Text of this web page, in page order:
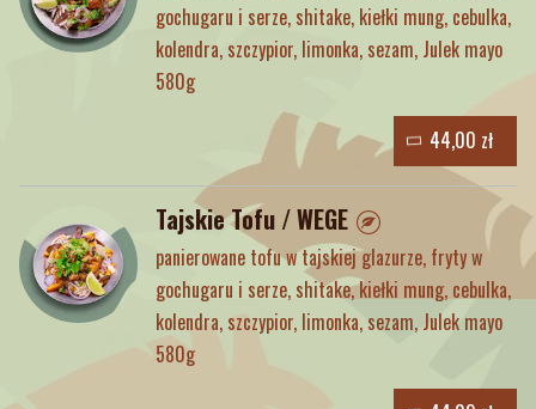
gochugaru i serze, shitake, kiełki mung, cebulka,
kolendra, szczypior, limonka, sezam, Julek mayo
580g
Tajskie Tofu / WEGE
panierowane tofu w tajskiej glazurze, fryty w
gochugaru i serze, shitake, kiełki mung, cebulka,
kolendra, szczypior, limonka, sezam, Julek mayo
580g